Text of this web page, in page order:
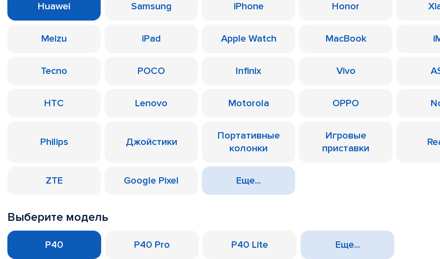
Huawei Samsung iPhone Honor
Meizu iPad Apple Watch MacBook
Tecno POCO Infinix Vivo
HTC Lenovo Motorola OPPO
Philips Джойстики
Портативные
колонки
Игровые
приставки
ZTE Google Pixel Еще...
Выберите модель
P40 P40 Pro P40 Lite Еще...